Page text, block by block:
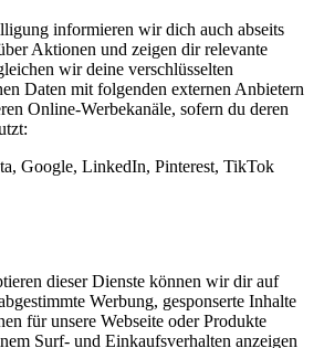
informieren wir dich auch abseits
Aktionen und zeigen dir relevante
wir deine verschlüsselten
Daten mit folgenden externen Anbietern
Online-Werbekanäle, sofern du deren
Google, LinkedIn, Pinterest, TikTok
dieser Dienste können wir dir auf
Werbung, gesponserte Inhalte
für unsere Webseite oder Produkte
Surf- und Einkaufsverhalten anzeigen